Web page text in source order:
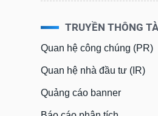
TRUYỀN THÔNG
Quan hệ công chúng (PR)
Quan hệ nhà đầu tư (IR)
Quảng cáo banner